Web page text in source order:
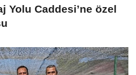
Yolu Caddesi’ne özel